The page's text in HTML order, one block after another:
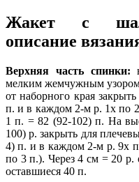
Жакет с
описание
Верхняя часть спинки:
мелким жемчужным
от наборного края
п. и в каждом 2-м р. 1х по
1 п. = 82 (92-102) п. На
100) р. закрыть для
4) п. и в каждом 2-м р. 9х
по 3 п.). Через 4 см = 20 р.
оставшиеся 40 п.